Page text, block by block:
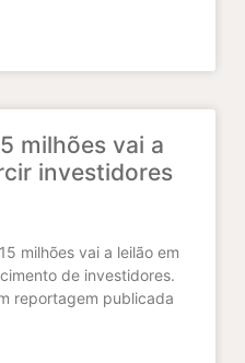
milhões vai a
investidores
milhões vai a leilão em
de investidores.
reportagem publicada